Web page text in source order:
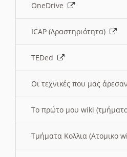
OneDrive
ICAP (Δραστηριότητα)
TEDed
Οι τεχνικές που μας
Το πρώτο μου wiki
Τμήματα Κολλια (Ατομικο